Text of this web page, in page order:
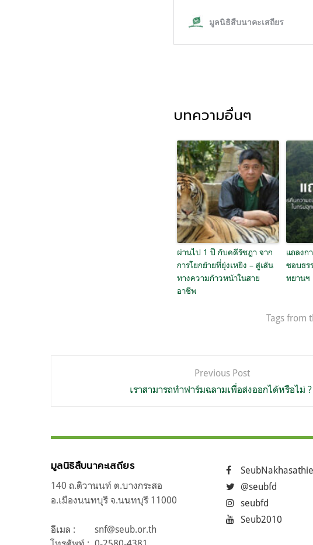
บทความอื่นๆ
ผ่านไป 1 ปี กับคดีรัชฎา จาก
การโยกย้ายที่ยุ่งเหยิง – สู่เส้น
ทางความก้าวหน้าในสาย
อาชีพ
แถลงก
ชอบธร
ทยานฯ
Tags from
Previous Post
เราสามารถทำฟาร์มฉลามเพื่อส่งออกได้หรือไม่ ?
มูลนิธิสืบนาคะเสถียร
140 ถ.ติวานนท์ ต.บางกระสอ
อ.เมืองนนทบุรี จ.นนทบุรี 11000
อีเมล :
snf@seub.or.th
@seubfd
seubfd
Seub2010